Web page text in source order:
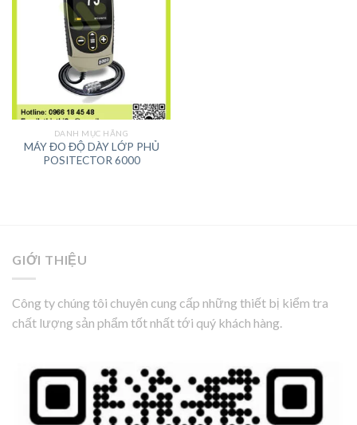
DANH MỤC HÃNG
MÁY ĐO ĐỘ DÀY LỚP PHỦ
POSITECTOR 6000
GIỚI THIỆU
Công ty chúng tôi chuyên cung cấp những thiết bị kiểm tra
chất lượng sản phẩm tốt nhất tới quý khách hàng.